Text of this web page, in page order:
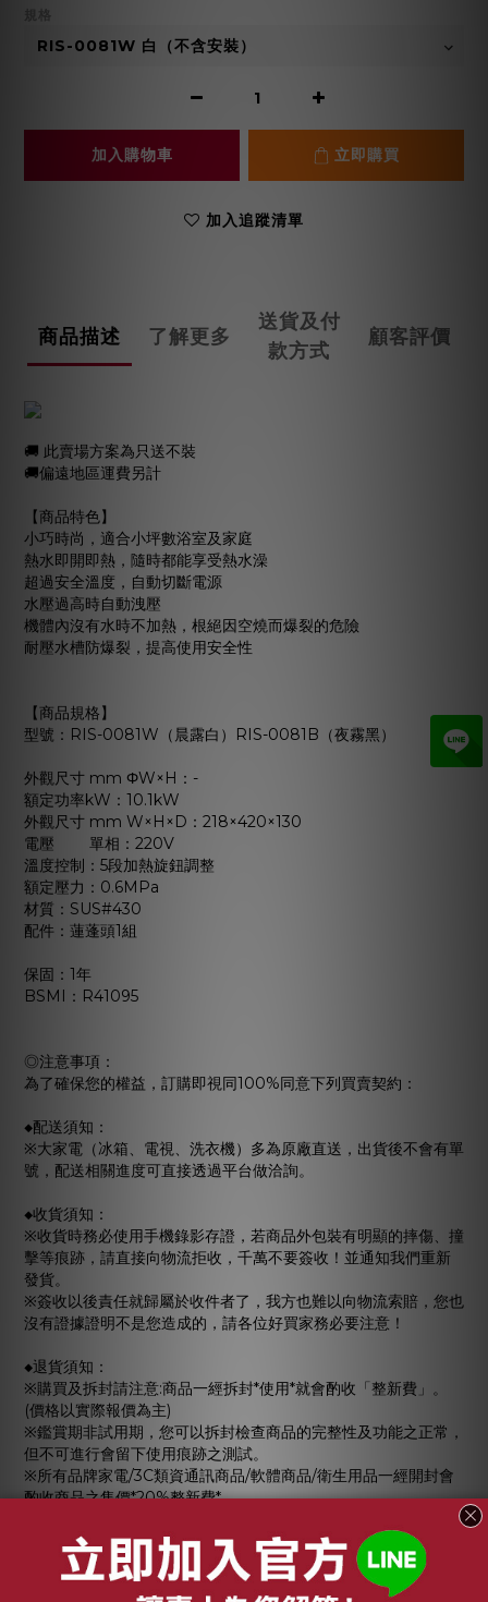
規格
加入購物車 立即購買
加入追蹤清單
商品描述 了解更多
送貨及付
款方式
顧客評價
🚚 此賣場方案為只送不裝
🚚偏遠地區運費另計
【商品特色】
小巧時尚，適合小坪數浴室及家庭
熱水即開即熱，隨時都能享受熱水澡
超過安全溫度，自動切斷電源
水壓過高時自動洩壓
機體內沒有水時不加熱，根絕因空燒而爆裂的危險
耐壓水槽防爆裂，提高使用安全性
【商品規格】
型號：RIS-0081W（晨露白）RIS-0081B（夜霧黑）
外觀尺寸 mm ΦW×H：-
額定功率kW：10.1kW
外觀尺寸 mm W×H×D：218×420×130
電壓 單相：220V
溫度控制：5段加熱旋鈕調整
額定壓力：0.6MPa
材質：SUS#430
配件：蓮蓬頭1組
保固：1年
BSMI：R41095
◎注意事項：
為了確保您的權益，訂購即視同100%同意下列買賣契約：
◆配送須知：
※大家電（冰箱、電視、洗衣機）多為原廠直送，出貨後不會有單
號，配送相關進度可直接透過平台做洽詢。
◆收貨須知：
※收貨時務必使用手機錄影存證，若商品外包裝有明顯的摔傷、撞
擊等痕跡，請直接向物流拒收，千萬不要簽收！並通知我們重新
發貨。
※簽收以後責任就歸屬於收件者了，我方也難以向物流索賠，您也
沒有證據證明不是您造成的，請各位好買家務必要注意！
◆退貨須知：
※購買及拆封請注意:商品一經拆封*使用*就會酌收「整新費」。
(價格以實際報價為主)
※鑑賞期非試用期，您可以拆封檢查商品的完整性及功能之正常，
但不可進行會留下使用痕跡之測試。
※所有品牌家電/3C類資通訊商品/軟體商品/衛生用品一經開封會
酌收商品之售價*20%整新費*
商品，會酌收商品之售價*40%整新費*
◆若商品寄出但我不要了：